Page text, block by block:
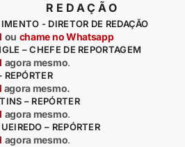
REDAÇÃO
- DIRETOR DE REDAÇÃO
ou chame no Whatsapp
– CHEFE DE REPORTAGEM
agora mesmo.
REPÓRTER
agora mesmo.
– REPÓRTER
agora mesmo.
– REPÓRTER
agora mesmo.